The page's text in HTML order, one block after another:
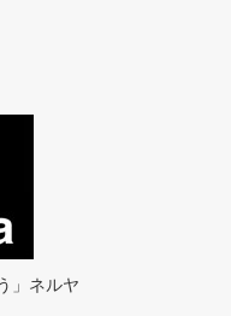
」ネルヤ